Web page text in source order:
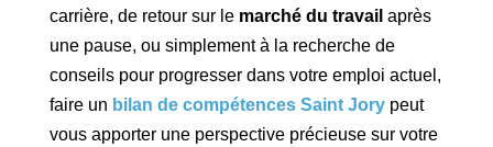
carrière, de retour sur le marché du travail après
une pause, ou simplement à la recherche de
conseils pour progresser dans votre emploi actuel,
faire un bilan de compétences Saint Jorypeut
vous apporter une perspective précieuse sur votre